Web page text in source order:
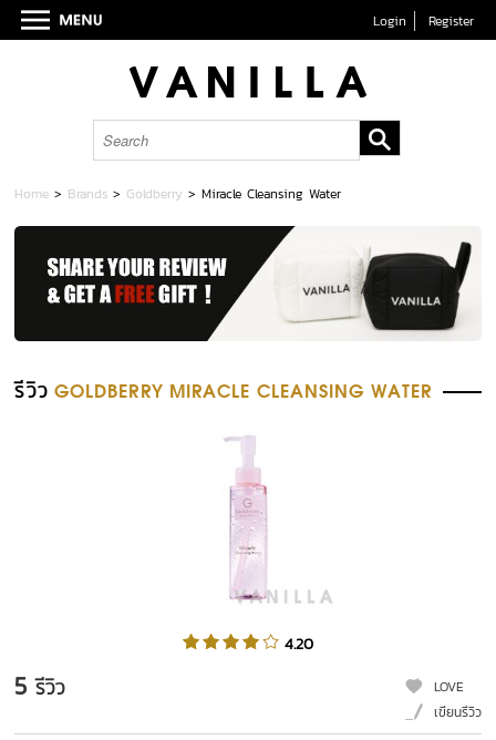
Login Register
Home > Brands > Goldberry >Miracle Cleansing Water
รีวิว GOLDBERRY MIRACLE CLEANSING WATER
4.20
5 รีวิว
LOVE
เขียนรีวิว